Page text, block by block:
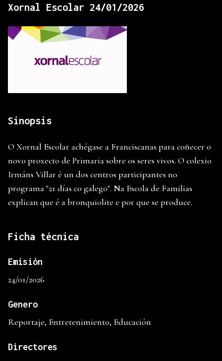
Xornal Escolar 24/01/2026
Sinopsis
O Xornal Escolar achégase a Franciscanas para coñecer o
novo proxecto de Primaria sobre os seres vivos. O colexio
Irmáns Villar é un dos centros participantes no
programa "21 días co galego". Na Escola de Familias
explican que é a bronquiolite e por que se produce.
Ficha técnica
Emisión
24/01/2026
Genero
Reportaje, Entretenimiento, Educación
Directores